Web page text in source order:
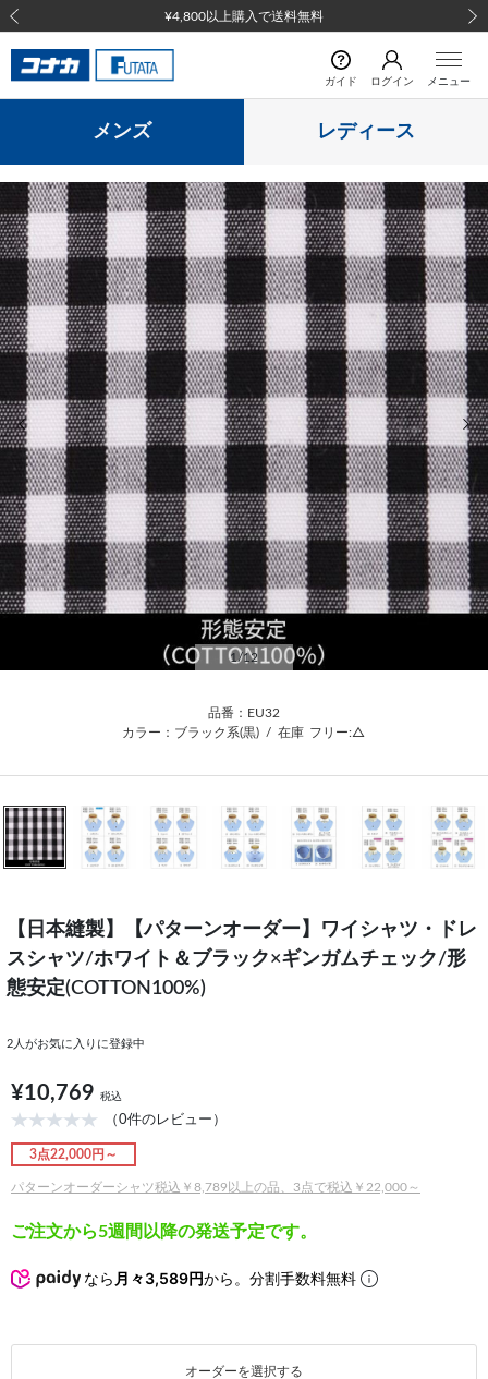
¥4,800以上購入で送料無料
前の画像
ガイド ログイン メニュー
メンズ レディース
前の画像 次
1/12
品番：EU32
カラー：ブラック系(黒) / 在庫 フリー:△
【日本縫製】【パターンオーダー】ワイシャツ・ドレ
スシャツ/ホワイト＆ブラック×ギンガムチェック/形
態安定(COTTON100%)
2 人がお気に入りに登録中
¥10,769 税込
（0件のレビュー）
3点22,000円～
パターンオーダーシャツ税込￥8,789以上の品、3点で税込￥22,000～
ご注文から5週間以降の発送予定です。
なら 月々3,589円から。分割手数料無料
オーダーを選択する